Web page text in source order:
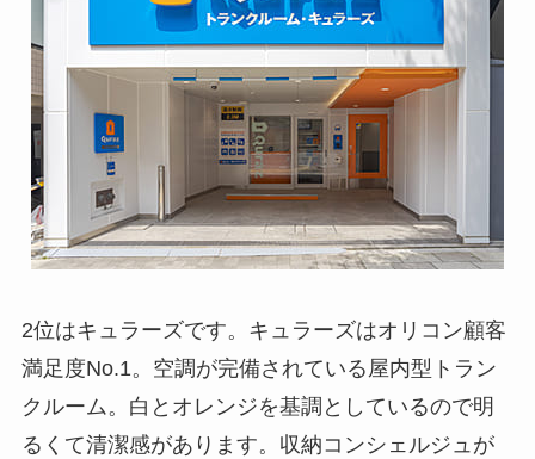
2位はキュラーズです。キュラーズはオリコン顧客
満足度No.1。空調が完備されている屋内型トラン
クルーム。白とオレンジを基調としているので明
るくて清潔感があります。収納コンシェルジュが